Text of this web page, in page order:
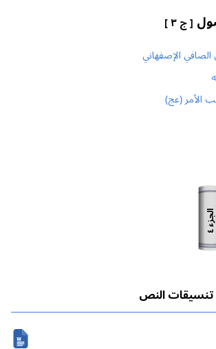
[ ج ٣ ]
الإصفهاني
(عج)
الجزء
تنسيقات النص